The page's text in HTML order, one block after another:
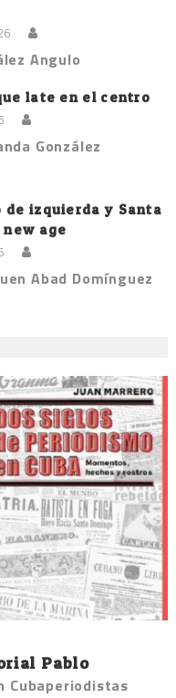
Angulo
late en el centro
González
de izquierda y Santa
age
Abad Domínguez
Pablo
Cubaperiodistas